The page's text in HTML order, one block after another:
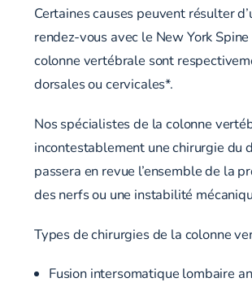
Certaines causes peuvent résulter
rendez-vous avec le New York
colonne vertébrale sont
dorsales ou cervicales*.
Nos spécialistes de la colonne
incontestablement une chirurgie du
passera en revue l’ensemble de la
des nerfs ou une instabilité
Types de chirurgies de la colonne
Fusion intersomatique lombaire